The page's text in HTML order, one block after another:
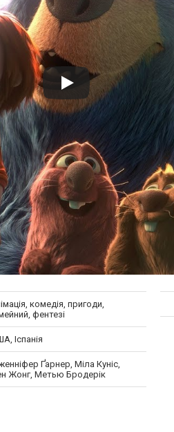
комедія, пригоди,
фентезі
Іспанія
Ґарнер, Міла Куніс,
Жонг, Метью Бродерік